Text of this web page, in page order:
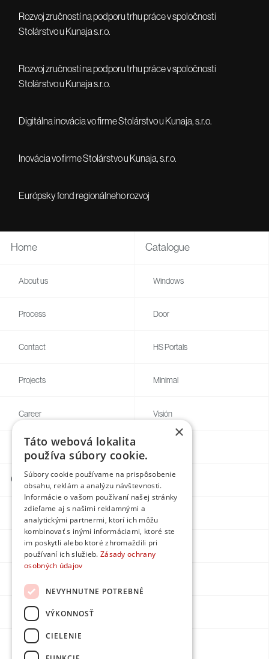
Rozvoj zručností na podporu trhu práce v spoločnosti
Stolárstvo u Kunaja s.r.o.
Rozvoj zručností na podporu trhu práce v spoločnosti
Stolárstvo u Kunaja s.r.o.
Digitálna inovácia vo firme Stolárstvo u Kunaja, s.r.o.
Inovácia vo firme Stolárstvo u Kunaja, s.r.o.
Európsky fond regionálneho rozvoj
Home
About us
Process
Contact
Projects
Career
Blogg
Catalogue
Windows
Door
HS Portals
Minimal
Visión
Contacts
Facebook
Instagram
Youtube
×
Táto webová lokalita
používa súbory cookie.
Súbory cookie používame na prispôsobenie
obsahu, reklám a analýzu návštevnosti.
Informácie o vašom používaní našej stránky
zdieľame aj s našimi reklamnými a
analytickými partnermi, ktorí ich môžu
kombinovať s inými informáciami, ktoré ste
im poskytli alebo ktoré zhromaždili pri
používaní ich služieb. Zásady ochrany
osobných údajov
NEVYHNUTNE POTREBNÉ
VÝKONNOSŤ
CIELENIE